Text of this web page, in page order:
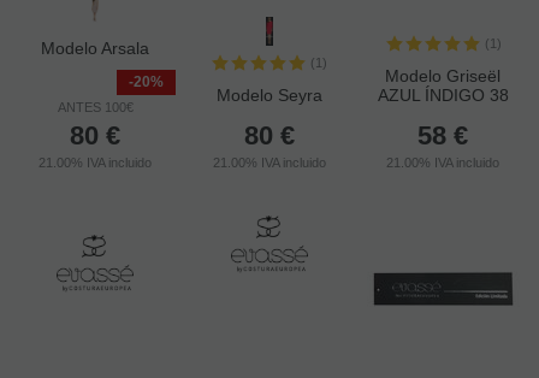
Modelo Arsala
-20%
ANTES 100€
80 €
21.00% IVA incluido
(1)
Modelo Seyra
80 €
21.00% IVA incluido
(1)
Modelo Griseël
AZUL ÍNDIGO 38
58 €
21.00% IVA incluido